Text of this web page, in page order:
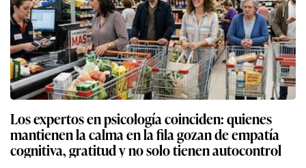
Los expertos en psicología coinciden: quienes
mantienen la calma en la fila gozan de empatía
cognitiva, gratitud y no solo tienen autocontrol